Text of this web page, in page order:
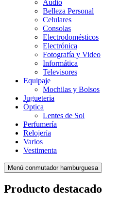
Audio
Belleza Personal
Celulares
Consolas
Electrodomésticos
Electrónica
Fotografía y Video
Informática
Televisores
Equipaje
Mochilas y Bolsos
Jugueteria
Óptica
Lentes de Sol
Perfumería
Relojería
Varios
Vestimenta
Menú conmutador hamburguesa
Producto destacado